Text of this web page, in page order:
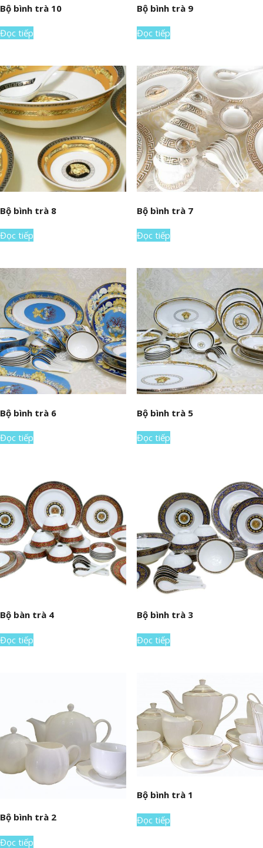
Bộ bình trà 10
Đọc tiếp
Bộ bình trà 9
Đọc tiếp
Bộ bình trà 8
Đọc tiếp
Bộ bình trà 7
Đọc tiếp
Bộ bình trà 6
Đọc tiếp
Bộ bình trà 5
Đọc tiếp
Bộ bàn trà 4
Đọc tiếp
Bộ bình trà 3
Đọc tiếp
Bộ bình trà 2
Đọc tiếp
Bộ bình trà 1
Đọc tiếp